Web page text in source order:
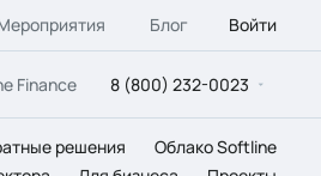
Блог Войти
Finance 8 (800) 232-0023
решения
Облако Softline